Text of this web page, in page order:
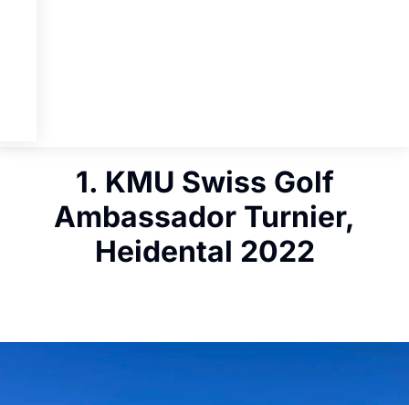
1. KMU Swiss Golf
Ambassador Turnier,
Heidental 2022